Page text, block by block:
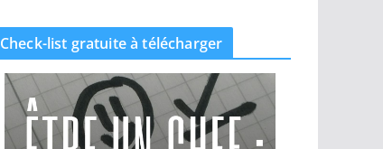
Check-list gratuite à télécharger